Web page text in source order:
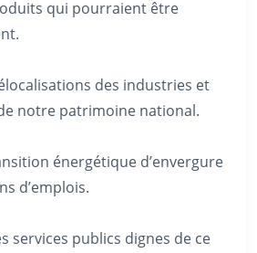
qui pourraient être
des industries et
notre patrimoine national.
énergétique d’envergure
d’emplois.
services publics dignes de ce